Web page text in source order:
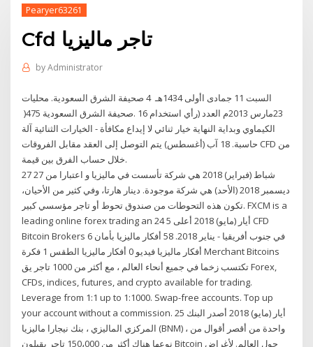
Pearyer63261
Cfd تاجر ماليزيا
byAdministrator
صحيفة الشرق السعودية. ‫محليات‬ ‫‪4‬‬ ‫السبت ‪ 11‬جمادى اأولى ‪1434‬هـ ‪
23‬مارس ‪2013‬م العدد (‪ )475 صحيفة الشرق السعودية. ‫‪16‬‬ ‫رأي‬ ‫استخدام
الكيماوي‬ ‫وبداية النهاية‬ خيار ثنائي لا إيداع مكافأة - الخيارات الثنائية آلة
حاسبة. 18 آب (أغسطس) يتم التوصل إلى العقد مقابل الفروقات CFD من
خلال حساب الفرق بين قيمة.
27 شباط (فبراير) 2018 هي شركة تأسست في ماليزيا و اعتبارا من 27
ديسمبر 2018 (الأحد) هي شركة موجودة. دينار هارتا، وفي كثير من الأحيان،
تكون هذه التحوطات من صندوق تحوط أو تاجر مؤسسي كبير. FXCM is a
leading online forex trading an 24 أيار (مايو) 2018 أعلى 5 CFD
Bitcoin Brokers في جنوب أفريقيا - يناير 2018. 58 أفكار ماليزيا بأمان 6
أفكار ماليزيا فيديو 0 أفكار ماليزيا الطقس 1 فكرة Merchant Bitcoins
تكتسب زخما في جميع أنحاء العالم ، مع أكثر من 1000 تاجر يق Forex,
CFDs, indices, futures, and crypto available for trading.
Leverage from 1:1 up to 1:1000. Swap-free accounts. Top up
your account without a commission. 25 أيار (مايو) 2018 أصدر البنك
المركزي الماليزي ، بنك نيجارا ماليزيا (BNM) ، واحدة من أقصر أقوال من
نوعها هناك أكثر من 150،000 تاجر يقبلون Bitcoin حول العالم. لأغراض